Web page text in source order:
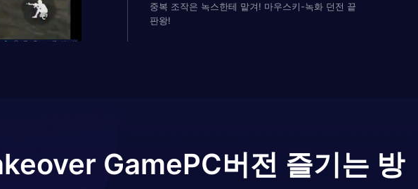
중복 조작은 녹스한테 맡겨! 마우스키-녹화 던전 끝
판왕!
GamePC버전 즐기는 방